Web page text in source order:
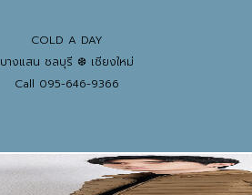
COLD A DAY
บางแสน ชลบุรี ❆ เชียงใหม่
Call 095-646-9366